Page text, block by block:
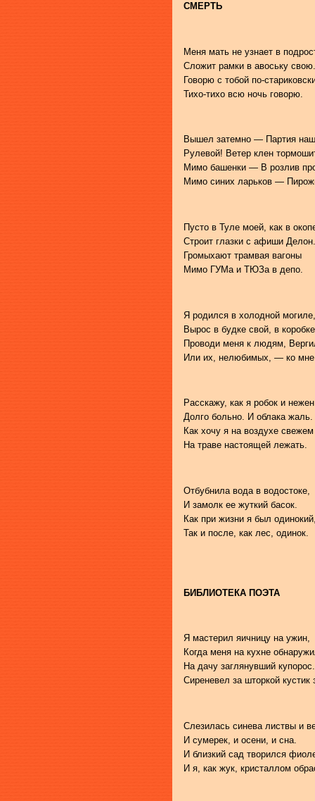
СМЕРТЬ
Меня мать не узнает в
Сложит рамки в авоську свою.
Говорю с тобой по-
Тихо-тихо всю ночь говорю.
Вышел затемно — Партия
Рулевой! Ветер клен
Мимо башенки — В розлив
Мимо синих ларьков —
Пусто в Туле моей, как в
Строит глазки с афиши Делон.
Громыхают трамвая вагоны
Мимо ГУМа и ТЮЗа в депо.
Я родился в холодной могиле,
Вырос в будке свой, в
Проводи меня к людям,
Или их, нелюбимых, — ко
Расскажу, как я робок и
Долго больно. И облака жаль.
Как хочу я на воздухе свежем
На траве настоящей лежать.
Отбубнила вода в водостоке,
И замолк ее жуткий басок.
Как при жизни я был
Так и после, как лес, одинок.
БИБЛИОТЕКА ПОЭТА
Я мастерил яичницу на ужин,
Когда меня на кухне
На дачу заглянувший купорос.
Сиреневел за шторкой кустик
Слезилась синева листвы и
И сумерек, и осени, и сна.
И близкий сад творился
И я, как жук, кристаллом